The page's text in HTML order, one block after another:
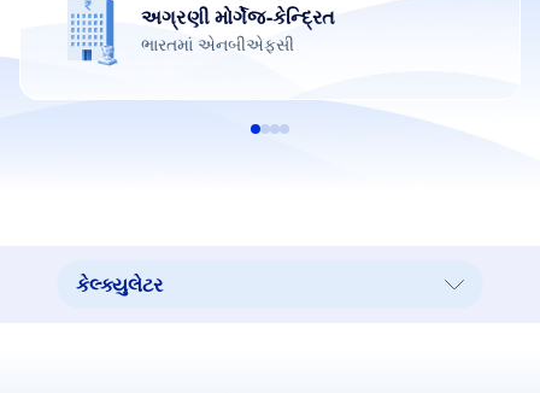
અગ્રણી મોર્ગેજ-કેન્દ્રિત
ભારતમાં એનબીએફસી
કેલ્ક્યુલેટર